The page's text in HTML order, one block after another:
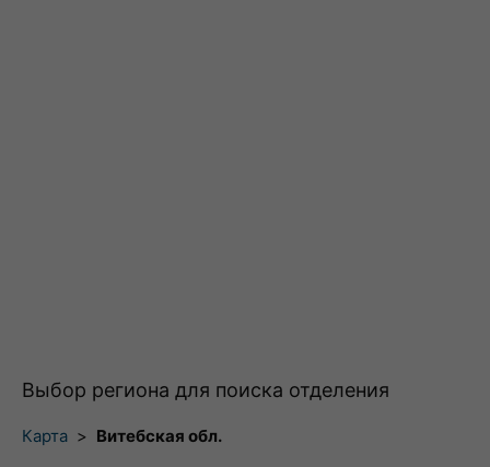
Выбор региона для поиска отделения
Карта > Витебская обл.